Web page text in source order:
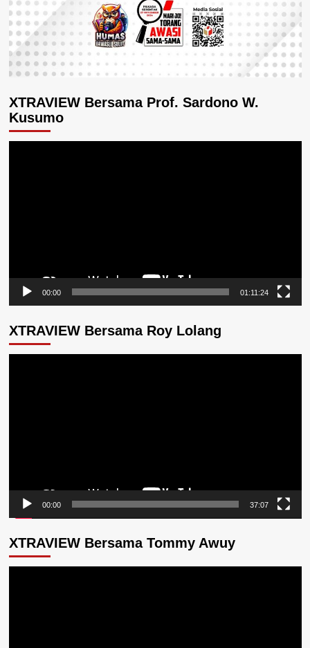
XTRAVIEW Bersama Prof. Sardono W.
Kusumo
00:00 01:11:24
XTRAVIEW Bersama Roy Lolang
00:00 37:07
XTRAVIEW Bersama Tommy Awuy